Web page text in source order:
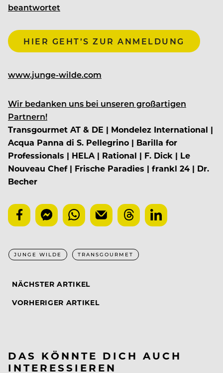
beantwortet
HIER GEHT’S ZUR ANMELDUNG
www.junge-wilde.com
Wir bedanken uns bei unseren großartigen
Partnern!
Transgourmet AT & DE | Mondelez International |
Acqua Panna di S. Pellegrino | Barilla for
Professionals | HELA | Rational | F. Dick | Le
Nouveau Chef | Frische Paradies | frankl 24 | Dr.
Becher
JUNGE WILDE TRANSGOURMET
NÄCHSTER ARTIKEL
VORHERIGER ARTIKEL
DAS KÖNNTE DICH AUCH
INTERESSIEREN